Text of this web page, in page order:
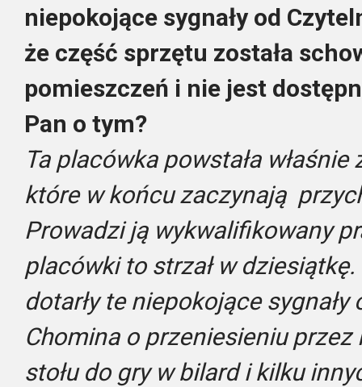
niepokojące sygnały od
że część sprzętu została
pomieszczeń i nie jest
Pan o tym?
Ta placówka powstała
które w końcu zaczynają
Prowadzi ją wykwalifikowany
placówki to strzał w
dotarły te niepokojące
Chomina o przeniesieniu przez
stołu do gry w bilard i kilku